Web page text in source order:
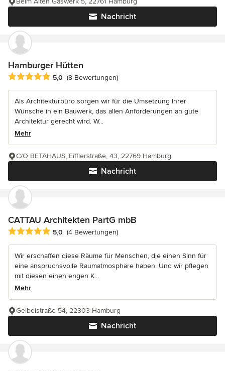
Nachricht
Hamburger Hütten
Durchschnittliche Bewertung: 5 von 5 Sternen
5,0 (8 Bewertungen)
Als Architekturbüro sorgen wir für die Umsetzung Ihrer
Wünsche in ein Bauwerk, das allen Anforderungen an gute
Architektur gerecht wird. W...
Mehr
Nachricht
C/O BETAHAUS, Eifflerstraße, 43, 22769 Hamburg
CATTAU Architekten PartG mbB
Durchschnittliche Bewertung: 5 von 5 Sternen
5,0 (4 Bewertungen)
Wir erschaffen diese Räume für Menschen, die einen Sinn für
eine anspruchsvolle Raumatmosphäre haben. Und wir pflegen
mit diesen einen engen K...
Mehr
Nachricht
Geibelstraße 54, 22303 Hamburg